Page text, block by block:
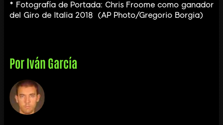
* Fotografía de Portada: Chris Froome como ganador
del Giro de Italia 2018 (AP Photo/Gregorio Borgia)
PorIván García